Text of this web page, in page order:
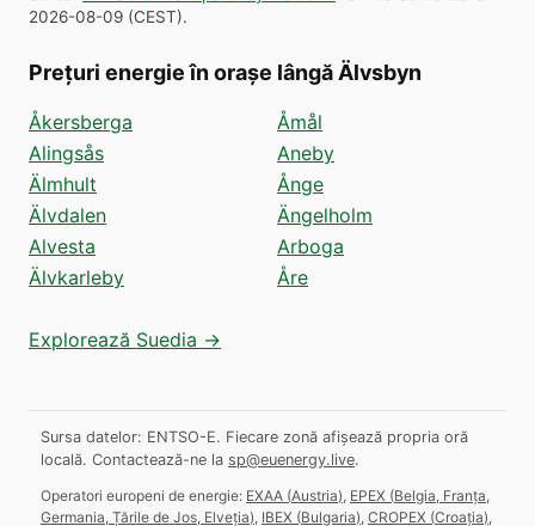
2026-08-09 (CEST).
Prețuri energie în orașe lângă Älvsbyn
Åkersberga
Alingsås
Älmhult
Älvdalen
Alvesta
Älvkarleby
Åmål
Aneby
Ånge
Ängelholm
Arboga
Åre
Explorează Suedia →
Sursa datelor: ENTSO-E. Fiecare zonă afișează propria oră
locală. Contactează-ne la sp@euenergy.live.
Operatori europeni de energie: EXAA (Austria) EPEX (Belgia, Franța,
Germania, Țările de Jos, Elveția) IBEX (Bulgaria) CROPEX (Croația)